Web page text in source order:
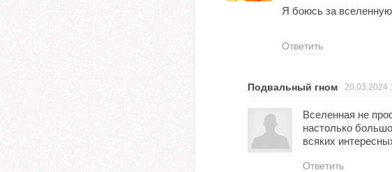
Я боюсь за
Ответить
Подвальный гном 20.03.2024
Вселенная не
настолько
всяких
Ответить